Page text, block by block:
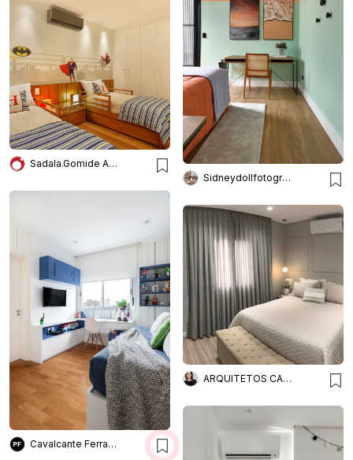
Sidneydollfotografo
Sadala.Gomide Arquitetura
Cavalcante Ferraz Arquitetura + Design
ARQUITETOS CAROL ALGODOAL